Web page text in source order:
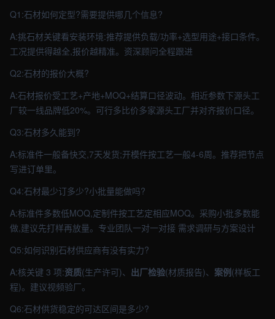
Q1:石材如何定型?需要提供哪几个信息?
A:挑石材关键看安装环境:推荐提供负载/功率+选型用途+接口条件。
工况提供得越全,报价越精准。资深顾问全程跟进
Q2:石材的报价大概?
A:石材报价受工艺+产地+MOQ+结算口径波动。相近参数下源头工
厂较一线品牌低20%。可行多比价多家源头工厂并对齐报价口径。
Q3:石材多久能到?
A:标准件一般备快交,7天发货;开模件按工艺一般4-6周。推荐把节点
写进订单里。
Q4:石材最少订多少?小批量能做吗?
A:标准件多数低MOQ,定制件按工艺定相应MOQ。采购小批多数能
做,建议先打样再放量。专业团队一对一对接 需求调研与方案设计
Q5:如何识别石材供应商有没有实力?
A:核关键 3 项:资质(生产许可)、 出厂检验(材质报告)、 案例(样板工
程)。建议视频验厂。
Q6:石材供货稳定的可达区间是多少?